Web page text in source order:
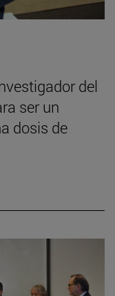
del
ser un
dosis de